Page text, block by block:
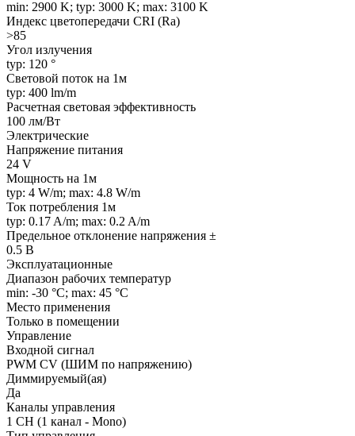
min: 2900 K; typ: 3000 K; max: 3100 K
Индекс цветопередачи CRI (Ra)
>85
Угол излучения
typ: 120 °
Световой поток на 1м
typ: 400 lm/m
Расчетная световая эффективность
100 лм/Вт
Электрические
Напряжение питания
24 V
Мощность на 1м
typ: 4 W/m; max: 4.8 W/m
Ток потребления 1м
typ: 0.17 A/m; max: 0.2 A/m
Предельное отклонение напряжения ±
0.5 В
Эксплуатационные
Диапазон рабочих температур
min: -30 °C; max: 45 °C
Место применения
Только в помещении
Управление
Входной сигнал
PWM СV (ШИМ по напряжению)
Диммируемый(ая)
Да
Каналы управления
1 CH (1 канал - Mono)